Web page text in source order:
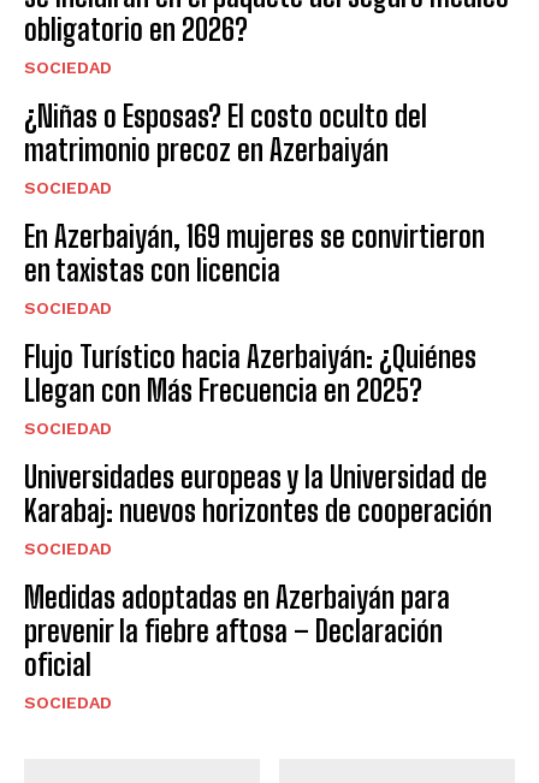
obligatorio en 2026?
SOCIEDAD
¿Niñas o Esposas? El costo oculto del
matrimonio precoz en Azerbaiyán
SOCIEDAD
En Azerbaiyán, 169 mujeres se convirtieron
en taxistas con licencia
SOCIEDAD
Flujo Turístico hacia Azerbaiyán: ¿Quiénes
Llegan con Más Frecuencia en 2025?
SOCIEDAD
Universidades europeas y la Universidad de
Karabaj: nuevos horizontes de cooperación
SOCIEDAD
Medidas adoptadas en Azerbaiyán para
prevenir la fiebre aftosa – Declaración
oficial
SOCIEDAD